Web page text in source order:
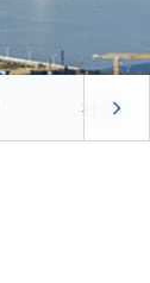
社交媒